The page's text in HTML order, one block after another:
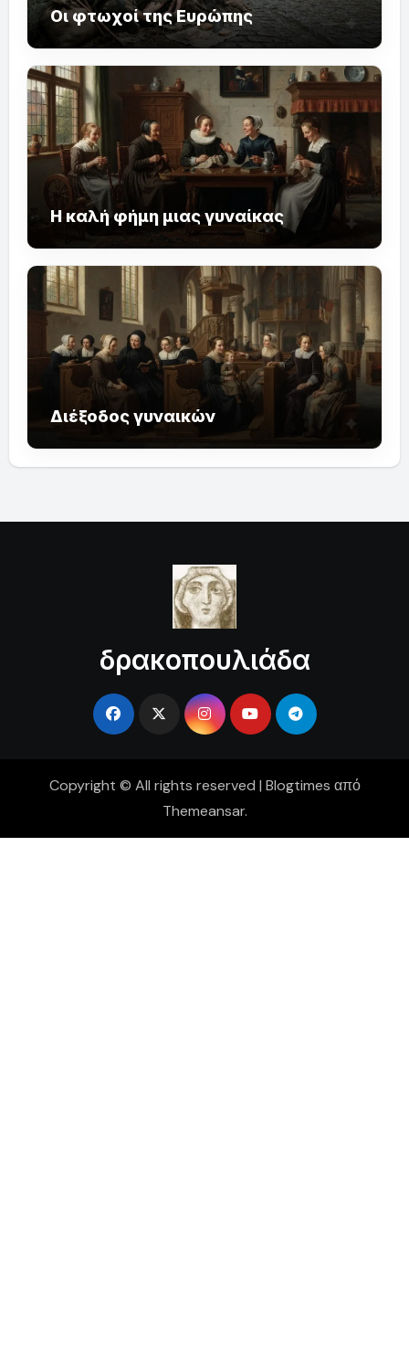
Οι φτωχοί της Ευρώπης
Η καλή φήμη μιας γυναίκας
Διέξοδος γυναικών
δρακοπουλιάδα
Copyright © All rights reserved | Blogtimes από
Themeansar.